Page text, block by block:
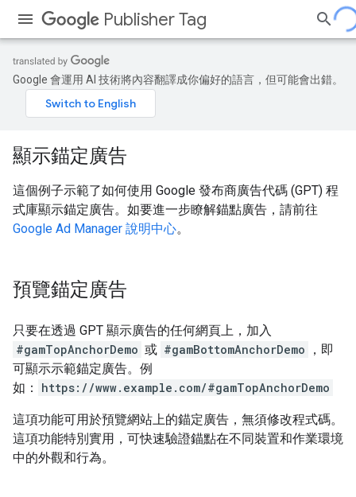
Publisher Tag
Google 會運用 AI 技術將內容翻譯成你偏好的語言，但可能會出錯。
顯示錨定廣告
這個例子示範了如何使用 Google 發布商廣告代碼 (GPT) 程
式庫顯示錨定廣告。如要進一步瞭解錨點廣告，請前往
Google Ad Manager 說明中心。
預覽錨定廣告
只要在透過 GPT 顯示廣告的任何網頁上，加入
#gamTopAnchorDemo 或 #gamBottomAnchorDemo
，即
可顯示示範錨定廣告。例
如：
https://www.example.com/#gamTopAnchorDemo
這項功能可用於預覽網站上的錨定廣告，無須修改程式碼。
這項功能特別實用，可快速驗證錨點在不同裝置和作業環境
中的外觀和行為。